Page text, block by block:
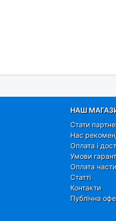
НАШ
Стати
Нас
Оплата і
Умови
Оплата
Статті
Контакти
Публічна